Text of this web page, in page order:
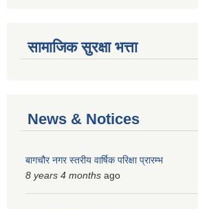
सामाजिक सुरक्षा भत्ता
News & Notices
बागचौर नगर स्तरीय वार्षिक परिक्षा प्रारम्भ
8 years 4 months ago